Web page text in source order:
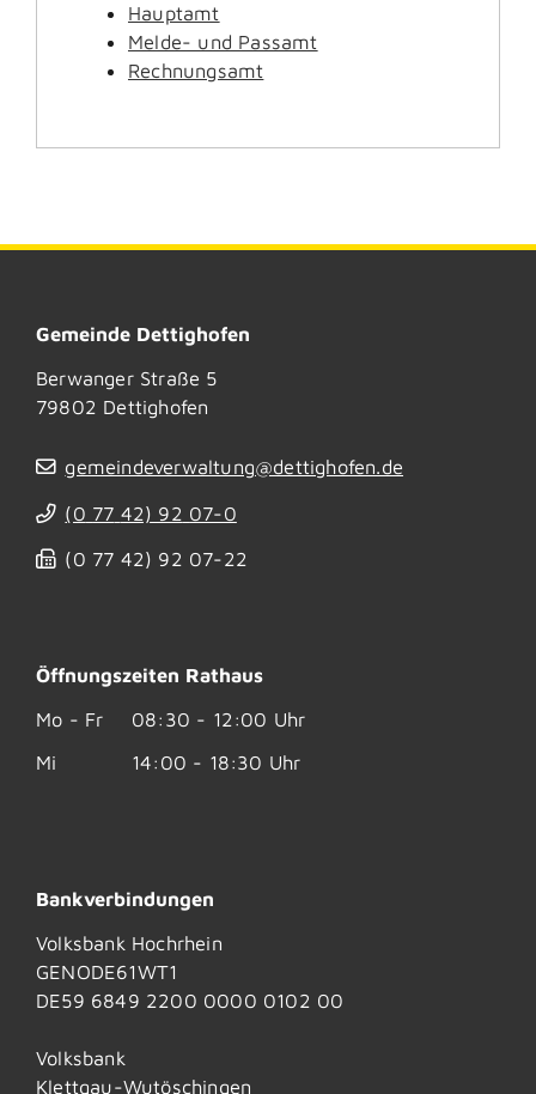
Hauptamt
Melde- und Passamt
Rechnungsamt
Gemeinde Dettighofen
Berwanger Straße 5
79802 Dettighofen
gemeindeverwaltung@dettighofen.de
(0 77 42) 92 07-0
(0 77 42) 92 07-22
Öffnungszeiten Rathaus
Mo - Fr
08:30 - 12:00 Uhr
Mi
14:00 - 18:30 Uhr
Bankverbindungen
Volksbank Hochrhein
GENODE61WT1
DE59 6849 2200 0000 0102 00
Volksbank
Klettgau-Wutöschingen